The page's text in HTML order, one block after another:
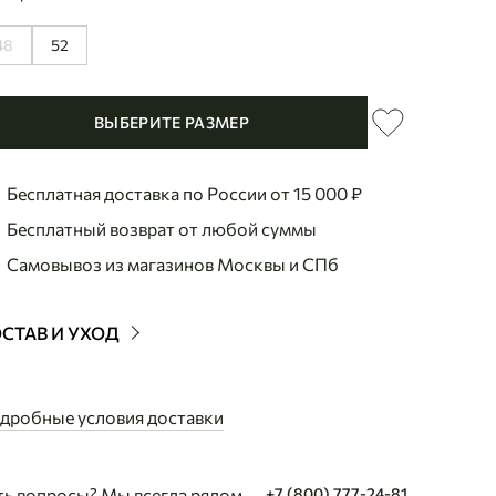
52
ВЫБЕРИТЕ РАЗМЕР
Бесплатная доставка по России от 15 000 ₽
Бесплатный возвратот любой суммы
Самовывоз из магазинов Москвы и СПб
Туника с завязками серая из шерсти яка, 1450 с
И УХОД
условия доставки